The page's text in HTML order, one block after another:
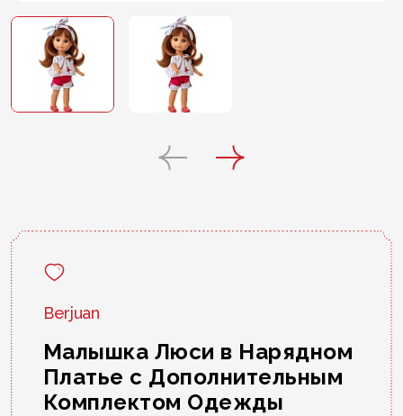
Berjuan
Малышка Люси в Нарядном
Платье с Дополнительным
Комплектом Одежды